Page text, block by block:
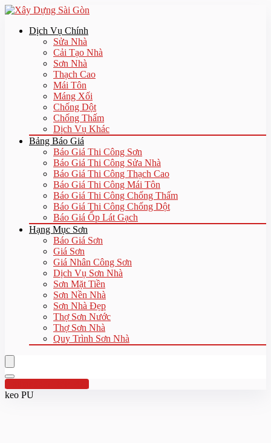
Dịch Vụ Chính
Sửa Nhà
Cải Tạo Nhà
Sơn Nhà
Thạch Cao
Mái Tôn
Máng Xối
Chống Dột
Chống Thấm
Dịch Vụ Khác
Bảng Báo Giá
Báo Giá Thi Công Sơn
Báo Giá Thi Công Sửa Nhà
Báo Giá Thi Công Thạch Cao
Báo Giá Thi Công Mái Tôn
Báo Giá Thi Công Chống Thấm
Báo Giá Thi Công Chống Dột
Báo Giá Ốp Lát Gạch
Hạng Mục Sơn
Báo Giá Sơn
Giá Sơn
Giá Nhân Công Sơn
Dịch Vụ Sơn Nhà
Sơn Mặt Tiền
Sơn Nền Nhà
Sơn Nhà Đẹp
Thợ Sơn Nước
Thợ Sơn Nhà
Quy Trình Sơn Nhà
Hotline:0961 894 472
keo PU